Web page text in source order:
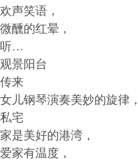
欢声笑语，
微醺的红晕，
听…
观景阳台
传来
女儿钢琴演奏美妙的旋律，
私宅
家是美好的港湾，
爱家有温度，